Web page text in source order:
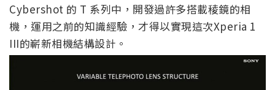
Cybershot 的 T 系列中，開發過許多搭載稜鏡的相
機，運用之前的知識經驗，才得以實現這次Xperia 1
III的嶄新相機結構設計。